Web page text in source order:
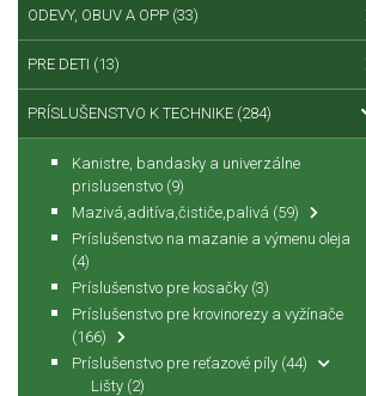
ODEVY, OBUV A OPP (33)
PRE DETI (13)
PRÍSLUŠENSTVO K TECHNIKE (284)
Kanistre, bandasky a univerzálne
prislusenstvo (9)
Mazivá,aditíva,čističe,palivá (59)
Príslušenstvo na mazanie a výmenu oleja
(4)
Príslušenstvo pre kosačky (3)
Príslušenstvo pre krovinorezy a vyžínače
(166)
Príslušenstvo pre reťazové píly (44)
Lišty (2)